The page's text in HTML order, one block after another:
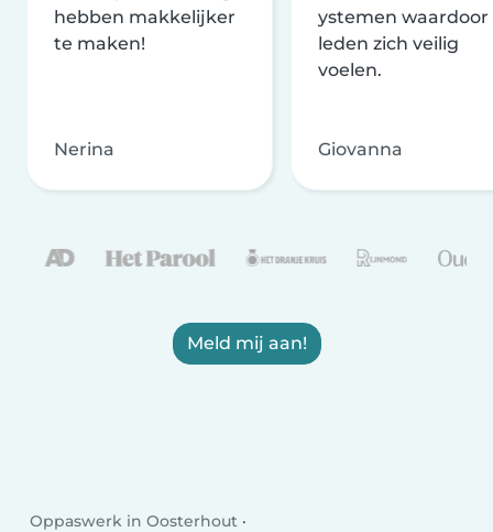
hebben makkelijker
te maken!
Nerina
ystemen waardoor
leden zich veilig
voelen.
Giovanna
Meld mij aan!
Oppaswerk in Oosterhout